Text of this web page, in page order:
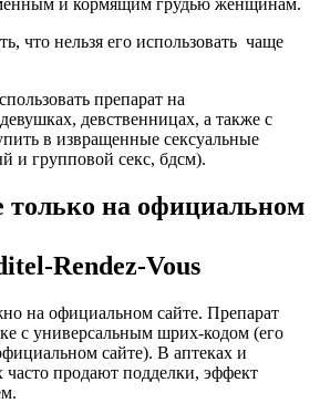
и кормящим грудью женщинам.
что нельзя его использовать чаще
препарат на
девственницах, а также с
в извращенные сексуальные
и групповой секс, бдсм).
только на официальном
на официальном сайте. Препарат
с универсальным шрих-кодом (его
сайте). В аптеках и
часто продают подделки, эффект